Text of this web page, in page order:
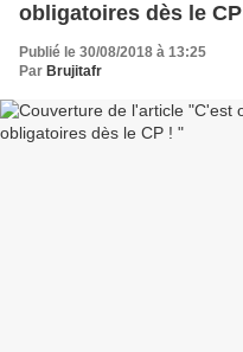
obligatoires dès le
Publié le 30/08/2018 à 13:25
Par Brujitafr